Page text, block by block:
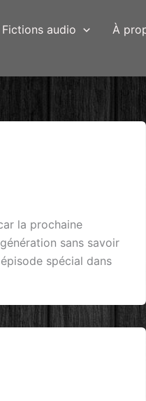
Fictions audio À
la prochaine
sans savoir
spécial dans